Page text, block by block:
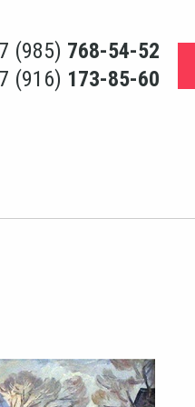
(985) 768-54-52
(916) 173-85-60